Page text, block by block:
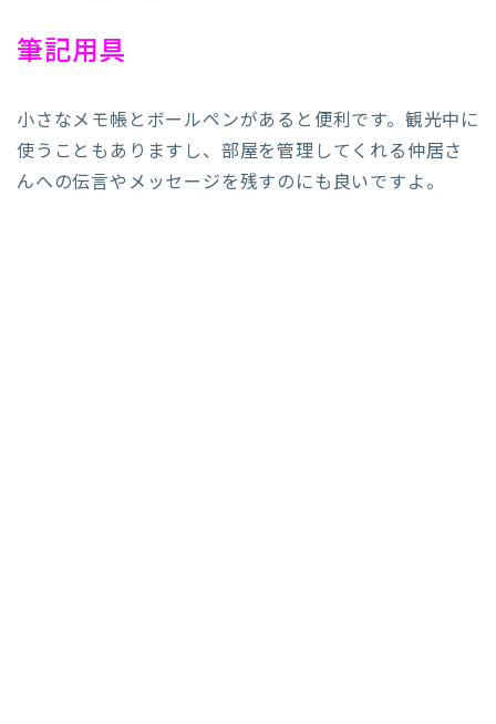
筆記用具
小さなメモ帳とボールペンがあると便利です。観光中に
使うこともありますし、部屋を管理してくれる仲居さ
んへの伝言やメッセージを残すのにも良いですよ。